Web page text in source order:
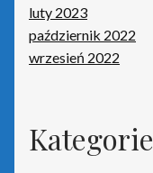
luty 2023
październik 2022
wrzesień 2022
Kategorie